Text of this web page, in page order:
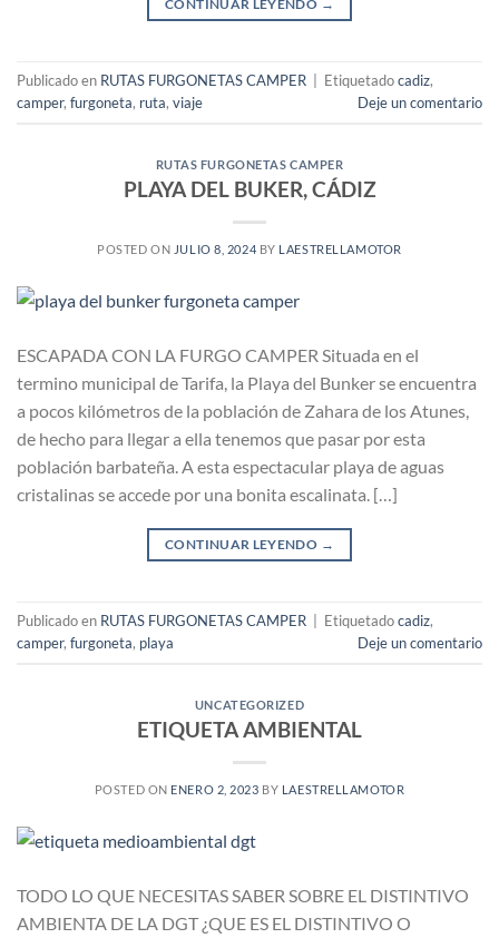
CONTINUAR LEYENDO →
Publicado en RUTAS FURGONETAS CAMPER Etiquetadocadiz,
camper, furgoneta, ruta, viaje Deje un comentario
RUTAS FURGONETAS CAMPER
PLAYA DEL BUKER, CÁDIZ
POSTED ON JULIO 8, 2024 BY LAESTRELLAMOTOR
ESCAPADA CON LA FURGO CAMPER Situada en el
termino municipal de Tarifa, la Playa del Bunker se encuentra
a pocos kilómetros de la población de Zahara de los Atunes,
de hecho para llegar a ella tenemos que pasar por esta
población barbateña. A esta espectacular playa de aguas
cristalinas se accede por una bonita escalinata. […]
CONTINUAR LEYENDO →
Publicado en RUTAS FURGONETAS CAMPER Etiquetadocadiz,
camper, furgoneta, playa Deje un comentario
UNCATEGORIZED
ETIQUETA AMBIENTAL
POSTED ON ENERO 2, 2023 BY LAESTRELLAMOTOR
TODO LO QUE NECESITAS SABER SOBRE EL DISTINTIVO
AMBIENTA DE LA DGT ¿QUE ES EL DISTINTIVO O